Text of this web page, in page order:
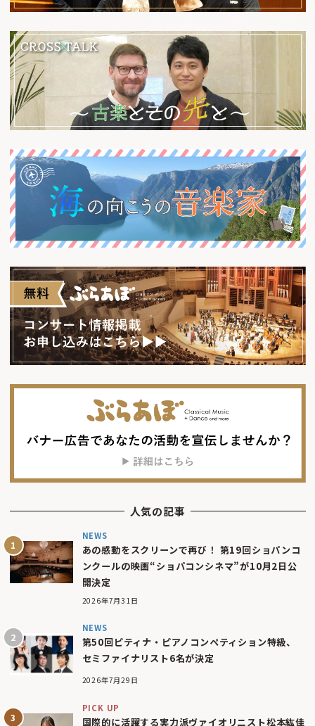
人気の記事
NEWS
あの感動をスクリーンで再び！ 第19回ショパンコ
ンクールの映画“ショパコンシネマ”が10月2日公
開決定
2026年7月31日
NEWS
第50回ピティナ・ピアノコンペティション特級、
セミファイナリスト6名が決定
2026年7月29日
PICK UP
国際的に活躍する実力派ヴァイオリニスト松本紘佳